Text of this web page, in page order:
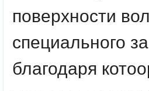
поверхности
специального
благодаря